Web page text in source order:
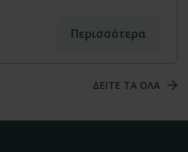
Περισσότερα
ΔΕΙΤΕ ΤΑ ΟΛΑ